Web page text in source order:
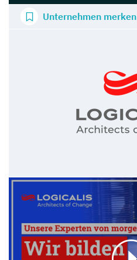
Unternehmen merken